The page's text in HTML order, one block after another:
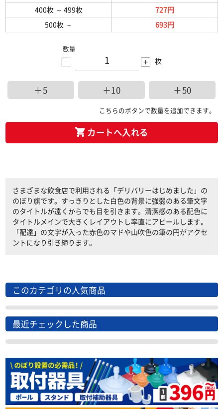
400枚 ～ 499枚
727円
500枚 ～ 693円
-
数量
+ 枚
＋5 ＋10 ＋50
こちらのボタンで数量を追加できます。
カートへ入れる
さまざまな飲食店で利用される「デリバリーはじめました」の
のぼり旗です。すっきりとした白色の背景に強弱のある筆文字
のタイトルが遠くからでも目を引きます。清潔感のある配色に
タイトルメインで大きくレイアウトし率直にアピールします。
「配達」の文字が入った赤色のマドや山吹色の筆の円がアクセ
ントになり引き締ります。
このカテゴリの人気商品
最近チェックした商品